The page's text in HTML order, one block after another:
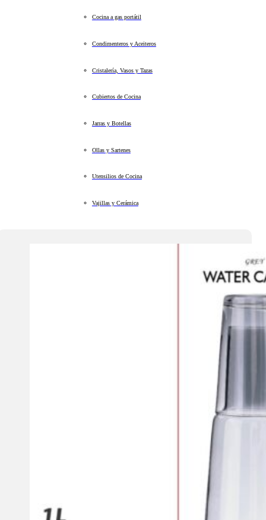
Cocina a gas portátil
Condimenteros y Aceiteros
Cristalería, Vasos y Tazas
Cubiertos de Cocina
Jarras y Botellas
Ollas y Sartenes
Utensilios de Cocina
Vajillas y Cerámica